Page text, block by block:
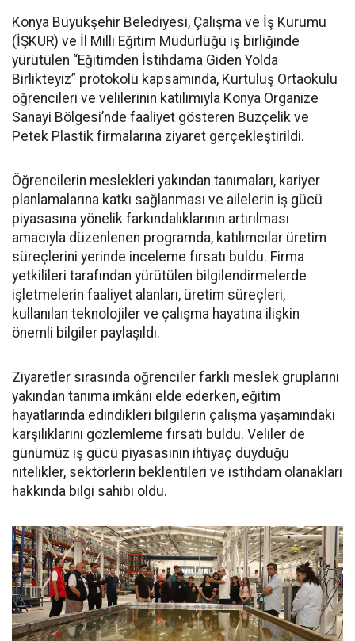
Konya Büyükşehir Belediyesi, Çalışma ve İş Kurumu
(İŞKUR) ve İl Milli Eğitim Müdürlüğü iş birliğinde
yürütülen “Eğitimden İstihdama Giden Yolda
Birlikteyiz” protokolü kapsamında, Kurtuluş Ortaokulu
öğrencileri ve velilerinin katılımıyla Konya Organize
Sanayi Bölgesi’nde faaliyet gösteren Buzçelik ve
Petek Plastik firmalarına ziyaret gerçekleştirildi.
Öğrencilerin meslekleri yakından tanımaları, kariyer
planlamalarına katkı sağlanması ve ailelerin iş gücü
piyasasına yönelik farkındalıklarının artırılması
amacıyla düzenlenen programda, katılımcılar üretim
süreçlerini yerinde inceleme fırsatı buldu. Firma
yetkilileri tarafından yürütülen bilgilendirmelerde
işletmelerin faaliyet alanları, üretim süreçleri,
kullanılan teknolojiler ve çalışma hayatına ilişkin
önemli bilgiler paylaşıldı.
Ziyaretler sırasında öğrenciler farklı meslek gruplarını
yakından tanıma imkânı elde ederken, eğitim
hayatlarında edindikleri bilgilerin çalışma yaşamındaki
karşılıklarını gözlemleme fırsatı buldu. Veliler de
günümüz iş gücü piyasasının ihtiyaç duyduğu
nitelikler, sektörlerin beklentileri ve istihdam olanakları
hakkında bilgi sahibi oldu.